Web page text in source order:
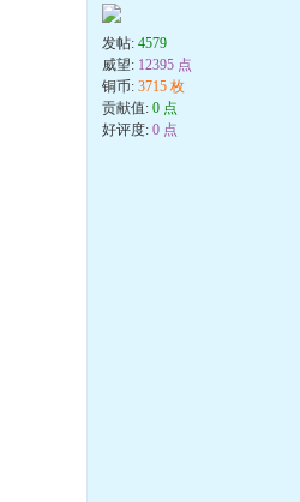
发帖: 4579
威望: 12395 点
铜币: 3715 枚
贡献值: 0 点
好评度: 0 点